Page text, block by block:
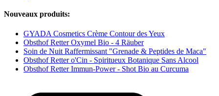
Nouveaux produits:
GYADA Cosmetics Crème Contour des Yeux
Obsthof Retter Oxymel Bio - 4 Räuber
Soin de Nuit Raffermissant "Grenade & Peptides de Maca"
Obsthof Retter o'Cin - Spiritueux Botanique Sans Alcool
Obsthof Retter Immun-Power - Shot Bio au Curcuma